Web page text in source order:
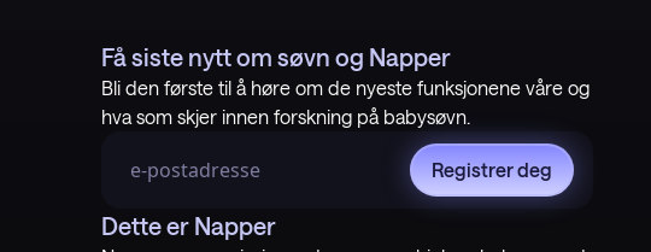
Få siste nytt om søvn og Napper
Bli den første til å høre om de nyeste funksjonene våre og
hva som skjer innen forskning på babysøvn.
Registrer deg
Dette er Napper